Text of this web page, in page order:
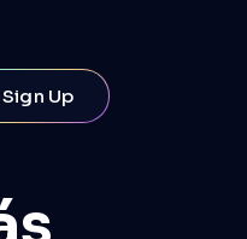
Sign Up